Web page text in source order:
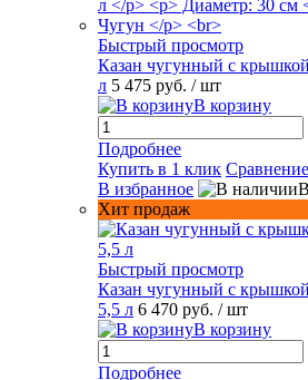
Быстрый просмотр
Казан чугунный с
л 5 475 руб. / шт
В корзину
Подробнее
Купить в 1 клик Сравнение
В избранное
Хит продаж
Быстрый просмотр
Казан чугунный с
5,5 л 6 470 руб. / шт
В корзину
Подробнее